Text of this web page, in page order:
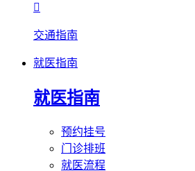

交通指南
就医指南
就医指南
预约挂号
门诊排班
就医流程